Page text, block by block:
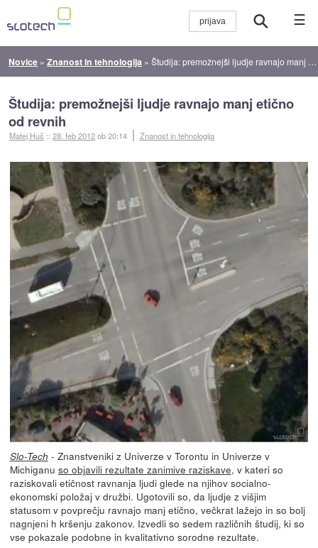
☰
Novice »Znanost in tehnologija »Študija: premožnejši ljudje ravnajo manj etično od revnih
Študija: premožnejši ljudje ravnajo manj etično
od revnih
Matej Huš ::28. feb 2012ob 20:14 Znanost in tehnologija
Slo-Tech - Znanstveniki z Univerze v Torontu in Univerze v
Michiganu so objavili rezultate zanimive raziskave, v kateri so
raziskovali etičnost ravnanja ljudi glede na njihov socialno-
ekonomski položaj v družbi. Ugotovili so, da ljudje z višjim
statusom v povprečju ravnajo manj etično, večkrat lažejo in so bolj
nagnjeni h kršenju zakonov. Izvedli so sedem različnih študij, ki so
vse pokazale podobne in kvalitativno sorodne rezultate.